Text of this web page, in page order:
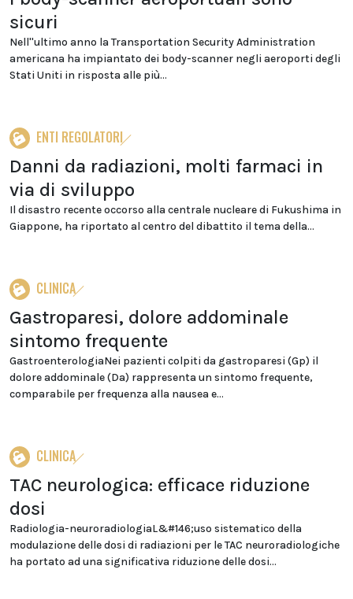
sicuri
Nell''ultimo anno la Transportation Security Administration
americana ha impiantato dei body-scanner negli aeroporti degli
Stati Uniti in risposta alle più...
ENTI REGOLATORI
Danni da radiazioni, molti farmaci in
via di sviluppo
Il disastro recente occorso alla centrale nucleare di Fukushima in
Giappone, ha riportato al centro del dibattito il tema della...
CLINICA
Gastroparesi, dolore addominale
sintomo frequente
GastroenterologiaNei pazienti colpiti da gastroparesi (Gp) il
dolore addominale (Da) rappresenta un sintomo frequente,
comparabile per frequenza alla nausea e...
CLINICA
TAC neurologica: efficace riduzione
dosi
Radiologia-neuroradiologiaL&#146;uso sistematico della
modulazione delle dosi di radiazioni per le TAC neuroradiologiche
ha portato ad una significativa riduzione delle dosi...